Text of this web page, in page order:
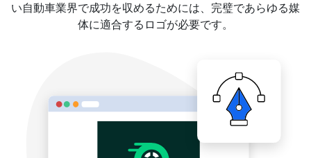
い自動車業界で成功を収めるためには、完璧であらゆる媒
体に適合するロゴが必要です。